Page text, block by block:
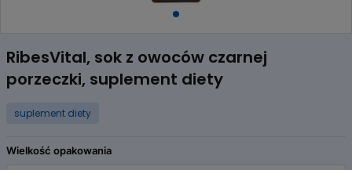
1
of
1
RibesVital, sok z owoców czarnej
porzeczki, suplement diety
suplement diety
Wielkość opakowania